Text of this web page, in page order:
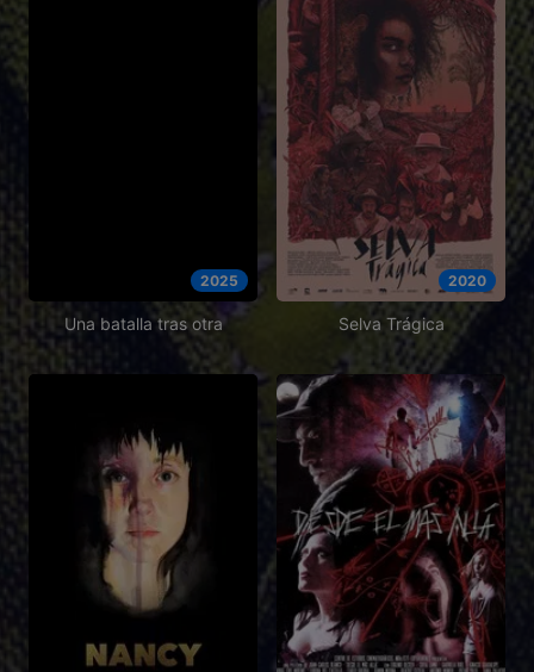
2025
Una batalla tras otra
2020
Selva Trágica